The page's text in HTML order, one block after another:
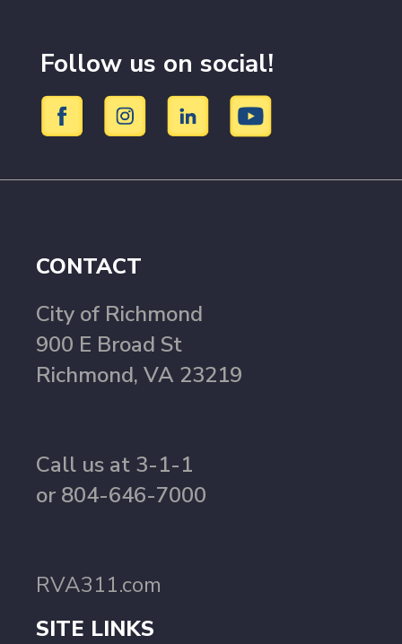
Follow us on social!
CONTACT
City of Richmond
900 E Broad St
Richmond, VA 23219
Call us at 3-1-1
or 804-646-7000
RVA311.com
SITE LINKS